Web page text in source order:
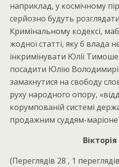
наприклад, у космічному
серйозно будуть
Кримінальному кодексі,
жодної статті, яку б влада
інкримінувати Юлії
посадити Юлію
замахнутися на свободу
руху народного опору,
корумпованій системі
продажним суддям-
(Переглядів 28 , 1